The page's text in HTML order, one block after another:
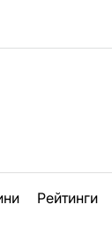
Рейтинги